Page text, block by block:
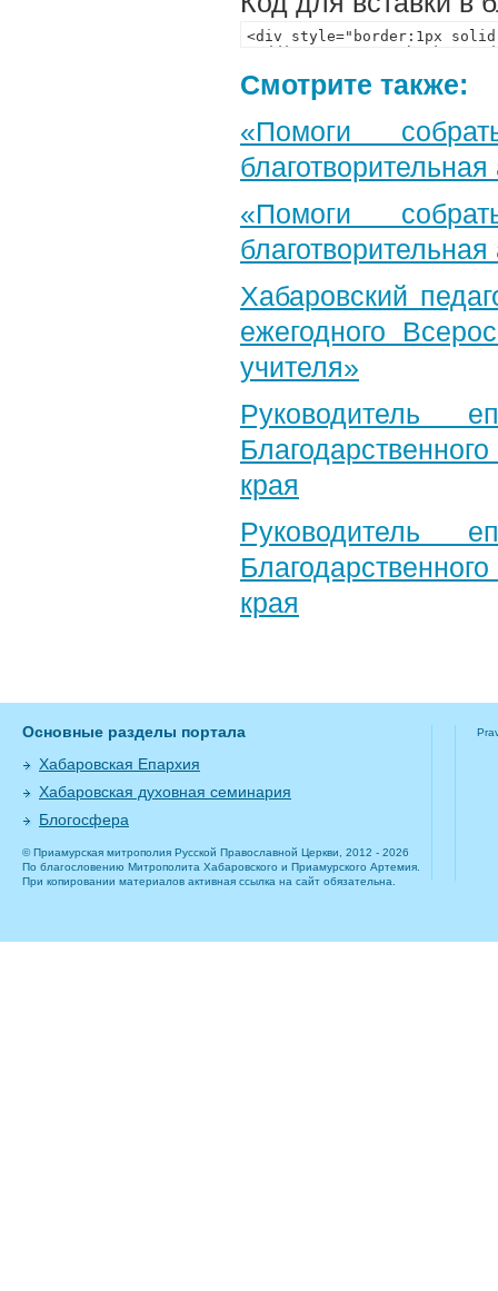
Смотрите также:
«Помоги
«Помоги
Хабаровский
ежегодного
учителя»
Руководитель
края
Руководитель
края
Основные разделы портала
Хабаровская Епархия
Хабаровская духовная семинария
Блогосфера
© Приамурская митрополия Русской Православной Церкви, 2012 - 2026
По благословению Митрополита Хабаровского и Приамурского Артемия.
При копировании материалов активная ссылка на сайт обязательна.